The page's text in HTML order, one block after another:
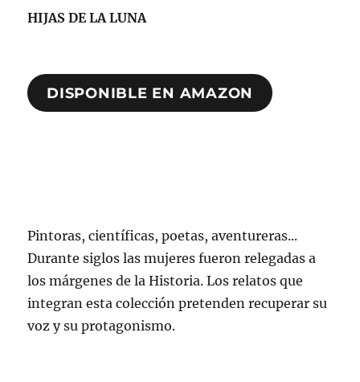
HIJAS DE LA LUNA
DISPONIBLE EN AMAZON
Pintoras, científicas, poetas, aventureras...
Durante siglos las mujeres fueron relegadas a
los márgenes de la Historia. Los relatos que
integran esta colección pretenden recuperar su
voz y su protagonismo.